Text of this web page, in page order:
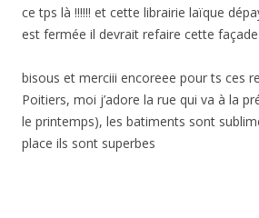
ce tps là !!!!!! et cette librairie laïque
est fermée il devrait refaire cette façade
bisous et merciii encoreee pour ts ces
Poitiers, moi j’adore la rue qui va à la
le printemps), les batiments sont
place ils sont superbes